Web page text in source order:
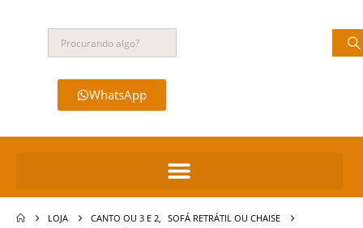
WhatsApp
LOJA CANTO OU 3 E 2
SOFÁ RETRÁTIL OU CHAISE